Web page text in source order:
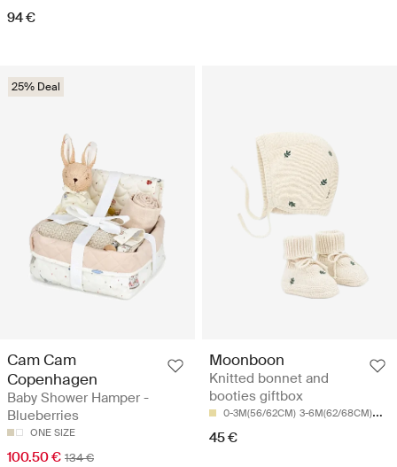
94 €
25% Deal
Cam Cam
Copenhagen
Baby Shower Hamper -
Blueberries
ONE SIZE
100.50 € 134 €
Moonboon
Knitted bonnet and
booties giftbox
0-3M(56/62CM) 3-6M(62/68CM) 6-
45 €